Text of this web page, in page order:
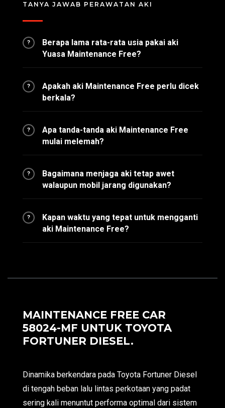
TANYA JAWAB PERAWATAN AKI
?
Berapa lama rata-rata usia pakai aki
Yuasa Maintenance Free?
?
Apakah aki Maintenance Free perlu dicek
berkala?
?
Apa tanda-tanda aki Maintenance Free
mulai melemah?
?
Bagaimana menjaga aki tetap awet
walaupun mobil jarang digunakan?
?
Kapan waktu yang tepat untuk mengganti
aki Maintenance Free?
MAINTENANCE FREE CAR
58024-MF UNTUK TOYOTA
FORTUNER DIESEL.
Dinamika berkendara pada Toyota Fortuner Diesel
di tengah beban lalu lintas perkotaan yang padat
sering kali menuntut performa optimal dari sistem